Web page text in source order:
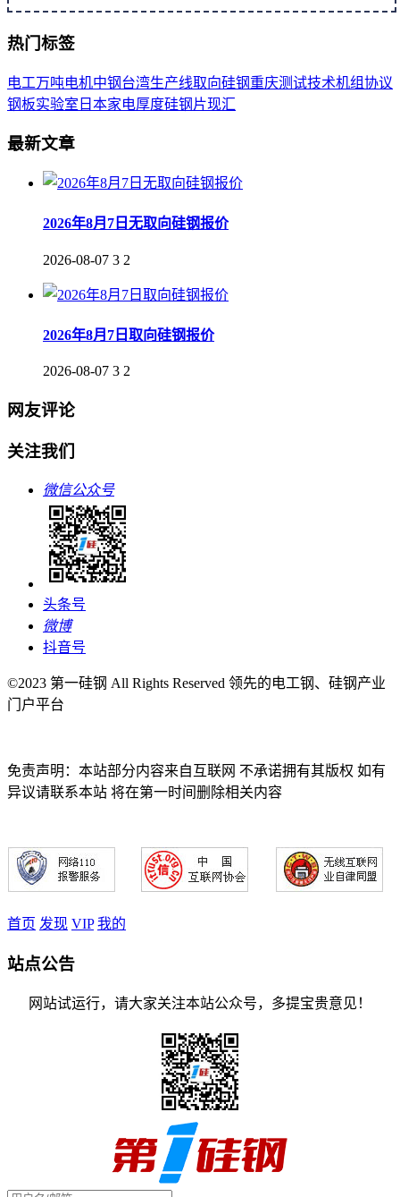
热门标签
电工万吨电机中钢台湾生产线取向硅钢重庆测试技术机组协议
钢板实验室 日本家电厚度硅钢片现汇
最新文章
2026年8月7日无取向硅钢报价
2026-08-07 3 2
2026年8月7日取向硅钢报价
2026-08-07 3 2
网友评论
关注我们
微信公众号
头条号
微博
抖音号
©2023 第一硅钢 All Rights Reserved 领先的电工钢、硅钢产业
门户平台
免责声明：本站部分内容来自互联网 不承诺拥有其版权 如有
异议请联系本站 将在第一时间删除相关内容
首页 发现 VIP 我的
站点公告
网站试运行，请大家关注本站公众号，多提宝贵意见！